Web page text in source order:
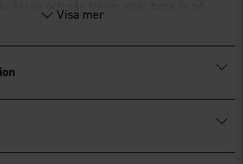
och sidor är tillverkade i följsam
både funktionell och lätt att använda. Det
Visa mer